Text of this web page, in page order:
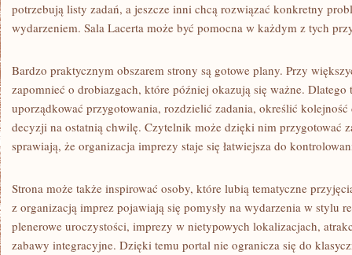
potrzebują listy zadań, a jeszcze inni chcą rozwiązać konkretny
wydarzeniem. Sala Lacerta może być pomocna w każdym z tych
Bardzo praktycznym obszarem strony są gotowe plany. Przy
zapomnieć o drobiazgach, które później okazują się ważne. Dlatego
uporządkować przygotowania, rozdzielić zadania, określić kolejność
decyzji na ostatnią chwilę. Czytelnik może dzięki nim przygotować
sprawiają, że organizacja imprezy staje się łatwiejsza do
Strona może także inspirować osoby, które lubią tematyczne
z organizacją imprez pojawiają się pomysły na wydarzenia w stylu
plenerowe uroczystości, imprezy w nietypowych lokalizacjach,
zabawy integracyjne. Dzięki temu portal nie ogranicza się do